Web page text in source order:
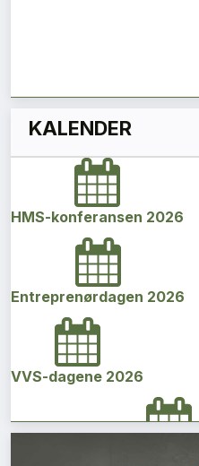
KALENDER
HMS-konferansen 2026
Entreprenørdagen 2026
VVS-dagene 2026
Norges bygg- og